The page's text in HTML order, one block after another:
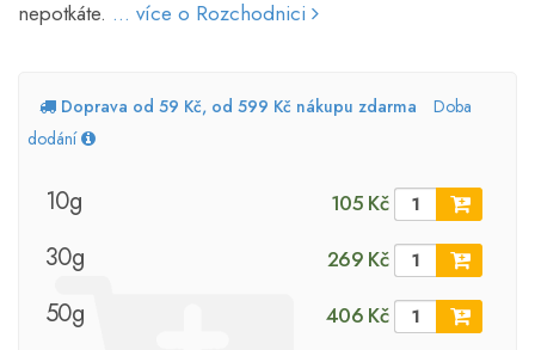
nepotkáte. ... více o Rozchodnici
Doprava od 59 Kč, od 599 Kč nákupu zdarma
Doba
dodání
10g 105 Kč
30g 269 Kč
50g 406 Kč